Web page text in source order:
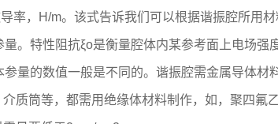
，H/m。该式告诉我们可以根据谐振腔所用材
。特性阻抗ξo是衡量腔体内某参考面上电场强
的数值一般是不同的。谐振腔需金属导体材
筒等，都需用绝缘体材料制作，如，聚四氟乙